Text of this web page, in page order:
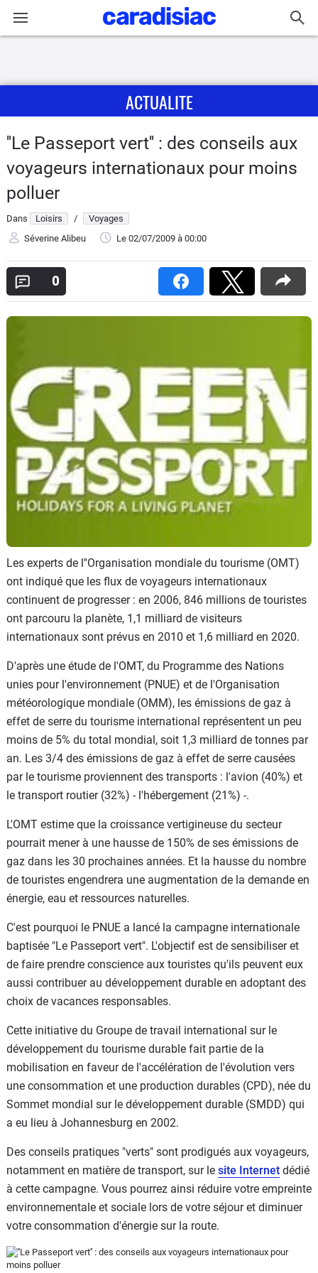
Actu
Essais
Guide
d'achat
Electriques
Utilitaires
Services
Forum
Moto
Marques
ACTUALITE
''Le Passeport vert'' : des conseils aux
voyageurs internationaux pour moins
polluer
Dans Loisirs /
Voyages
Séverine Alibeu
Le 02/07/2009 à 00:00
0
Les experts de l''Organisation mondiale du tourisme (OMT)
ont indiqué que les flux de voyageurs internationaux
continuent de progresser : en 2006, 846 millions de touristes
ont parcouru la planète, 1,1 milliard de visiteurs
internationaux sont prévus en 2010 et 1,6 milliard en 2020.
D'après une étude de l'OMT, du Programme des Nations
unies pour l'environnement (PNUE) et de l'Organisation
météorologique mondiale (OMM), les émissions de gaz à
effet de serre du tourisme international représentent un peu
moins de 5% du total mondial, soit 1,3 milliard de tonnes par
an. Les 3/4 des émissions de gaz à effet de serre causées
par le tourisme proviennent des transports : l'avion (40%) et
le transport routier (32%) - l'hébergement (21%) -.
L'OMT estime que la croissance vertigineuse du secteur
pourrait mener à une hausse de 150% de ses émissions de
gaz dans les 30 prochaines années. Et la hausse du nombre
de touristes engendrera une augmentation de la demande en
énergie, eau et ressources naturelles.
C'est pourquoi le PNUE a lancé la campagne internationale
baptisée "Le Passeport vert". L'objectif est de sensibiliser et
de faire prendre conscience aux touristes qu'ils peuvent eux
aussi contribuer au développement durable en adoptant des
choix de vacances responsables.
Cette initiative du Groupe de travail international sur le
développement du tourisme durable fait partie de la
mobilisation en faveur de l'accélération de l'évolution vers
une consommation et une production durables (CPD), née du
Sommet mondial sur le développement durable (SMDD) qui
a eu lieu à Johannesburg en 2002.
Des conseils pratiques "verts" sont prodigués aux voyageurs,
notamment en matière de transport, sur le site Internet dédié
à cette campagne. Vous pourrez ainsi réduire votre empreinte
environnementale et sociale lors de votre séjour et diminuer
votre consommation d'énergie sur la route.